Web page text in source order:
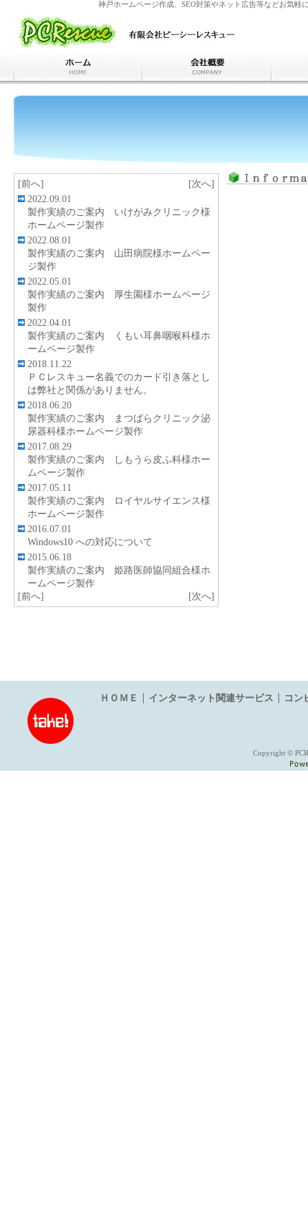
神戸ホームページ作成、SEO対策やネット広告等などお気
[前へ]
[次へ]
2022.09.01
製作実績のご案内 いけがみクリニック様
ホームページ製作
2022.08.01
製作実績のご案内 山田病院様ホームペー
ジ製作
2022.05.01
製作実績のご案内 厚生園様ホームページ
製作
2022.04.01
製作実績のご案内 くもい耳鼻咽喉科様ホ
ームページ製作
2018.11.22
ＰＣレスキュー名義でのカード引き落とし
は弊社と関係がありません。
2018.06.20
製作実績のご案内 まつばらクリニック泌
尿器科様ホームページ製作
2017.08.29
製作実績のご案内 しもうら皮ふ科様ホー
ムページ製作
2017.05.11
製作実績のご案内 ロイヤルサイエンス様
ホームページ製作
2016.07.01
Windows10 への対応について
2015.06.18
製作実績のご案内 姫路医師協同組合様ホ
ームページ製作
[前へ]
[次へ]
ＨＯＭＥ インターネット関連サービス コン
Copyright ©